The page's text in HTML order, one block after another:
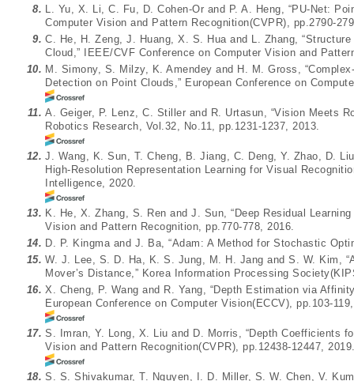
8. L. Yu, X. Li, C. Fu, D. Cohen-Or and P. A. Heng, “PU-Net:
Computer Vision and Pattern Recognition(CVPR), pp.2790-
9. C. He, H. Zeng, J. Huang, X. S. Hua and L. Zhang,
Cloud,” IEEE/CVF Conference on Computer Vision and
10. M. Simony, S. Milzy, K. Amendey and H. M. Gross,
Detection on Point Clouds,” European Conference on
11. A. Geiger, P. Lenz, C. Stiller and R. Urtasun, “Vision Meets
Robotics Research, Vol.32, No.11, pp.1231-1237, 2013.
12. J. Wang, K. Sun, T. Cheng, B. Jiang, C. Deng, Y. Zhao, D.
High-Resolution Representation Learning for Visual
Intelligence, 2020.
13. K. He, X. Zhang, S. Ren and J. Sun, “Deep Residual
Vision and Pattern Recognition, pp.770-778, 2016.
14. D. P. Kingma and J. Ba, “Adam: A Method for Stochastic
15. W. J. Lee, S. D. Ha, K. S. Jung, M. H. Jang and S. W. Kim,
Mover’s Distance,” Korea Information Processing
16. X. Cheng, P. Wang and R. Yang, “Depth Estimation via
European Conference on Computer Vision(ECCV), pp.103-
17. S. Imran, Y. Long, X. Liu and D. Morris, “Depth Coefficients
Vision and Pattern Recognition(CVPR), pp.12438-12447,
18. S. S. Shivakumar, T. Nguyen, I. D. Miller, S. W. Chen, V.